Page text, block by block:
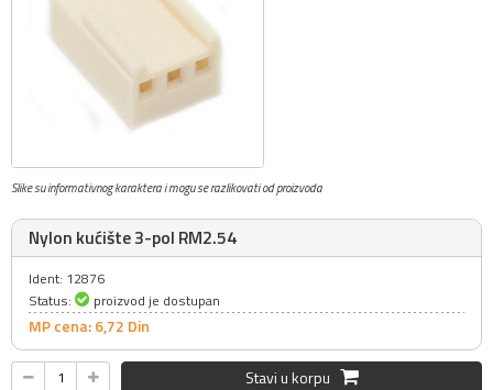
Slike su informativnog karaktera i mogu se razlikovati od proizvoda
Nylon kućište 3-pol RM2.54
Ident: 12876
Status:
proizvod je dostupan
MP cena: 6,72 Din
Stavi u korpu